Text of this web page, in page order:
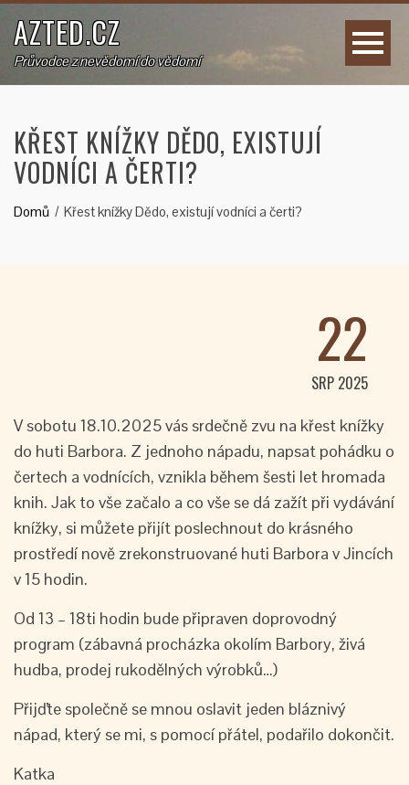
AZTED.CZ
Průvodce z nevědomí do vědomí
KŘEST KNÍŽKY DĚDO, EXISTUJÍ
VODNÍCI A ČERTI?
Domů Křest knížky Dědo, existují vodníci a čerti?
22
SRP 2025
V sobotu 18.10.2025 vás srdečně zvu na křest knížky
do huti Barbora. Z jednoho nápadu, napsat pohádku o
čertech a vodnících, vznikla během šesti let hromada
knih. Jak to vše začalo a co vše se dá zažít při vydávání
knížky, si můžete přijít poslechnout do krásného
prostředí nově zrekonstruované huti Barbora v Jincích
v 15 hodin.
Od 13 – 18ti hodin bude připraven doprovodný
program (zábavná procházka okolím Barbory, živá
hudba, prodej rukodělných výrobků…)
Přijďte společně se mnou oslavit jeden bláznivý
nápad, který se mi, s pomocí přátel, podařilo dokončit.
Katka